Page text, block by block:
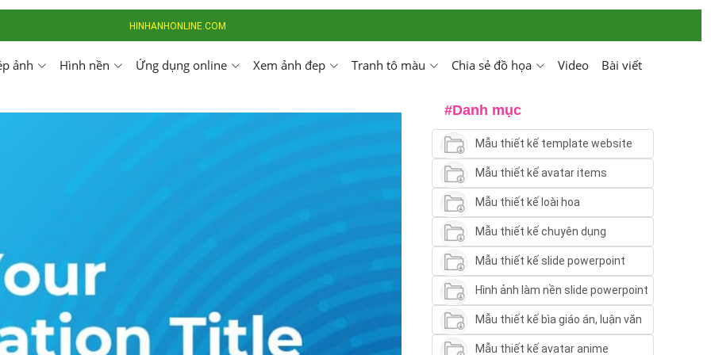
HINHANHONLINE.COM
ảnh Hình nền Ứng dụng online Xem ảnh đep Tranh tô màu Chia sẻ đồ họa Video Bài viết
#Danh mục
Mẫu thiết kế template website
Mẫu thiết kế avatar items
Mẫu thiết kế loài hoa
Mẫu thiết kế chuyên dụng
Mẫu thiết kế slide powerpoint
Hình ảnh làm nền slide powerpoint
Mẫu thiết kế bìa giáo án, luận văn
Mẫu thiết kế avatar anime